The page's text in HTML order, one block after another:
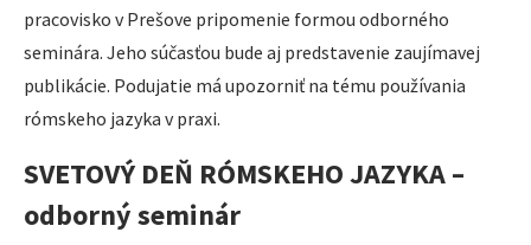
pracovisko v Prešove pripomenie formou odborného
seminára. Jeho súčasťou bude aj predstavenie zaujímavej
publikácie. Podujatie má upozorniť na tému používania
rómskeho jazyka v praxi.
SVETOVÝ DEŇ RÓMSKEHO JAZYKA –
odborný seminár